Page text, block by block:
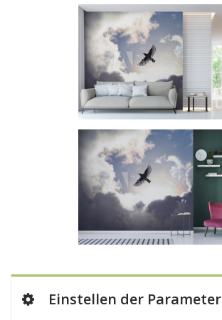
Einstellen der Parameter